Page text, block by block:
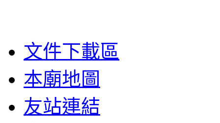
文件下載區
本廟地圖
友站連結